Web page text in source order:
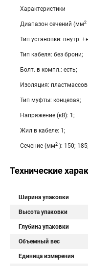
Характеристики
Диапазон сечений (мм2
Тип установки: внутр.
Тип кабеля: без брони;
Болт. в компл.: есть;
Изоляция:
Тип муфты: концевая;
Напряжение (кВ): 1;
Жил в кабеле: 1;
Сечение (мм2 ): 150;
Технические
Ширина упаковки
Высота упаковки
Глубина упаковки
Объемный вес
Единица измерения